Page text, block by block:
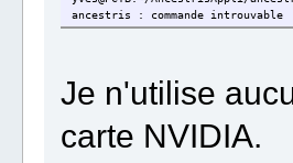
ancestris : commande introuvable
Je n'utilise
carte NVIDIA.